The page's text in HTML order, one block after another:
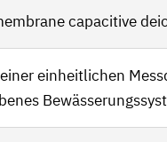
capacitive
einheitlichen